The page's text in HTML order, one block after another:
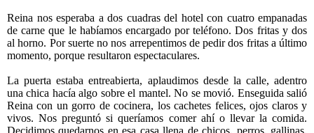
Reina nos esperaba a dos cuadras del hotel con cuatro empanadas
de carne que le habíamos encargado por teléfono. Dos fritas y dos
al horno. Por suerte no nos arrepentimos de pedir dos fritas a último
momento, porque resultaron espectaculares.
La puerta estaba entreabierta, aplaudimos desde la calle, adentro
una chica hacía algo sobre el mantel. No se movió. Enseguida salió
Reina con un gorro de cocinera, los cachetes felices, ojos claros y
vivos. Nos preguntó si queríamos comer ahí o llevar la comida.